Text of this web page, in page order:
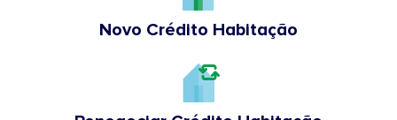
Novo Crédito Habitação